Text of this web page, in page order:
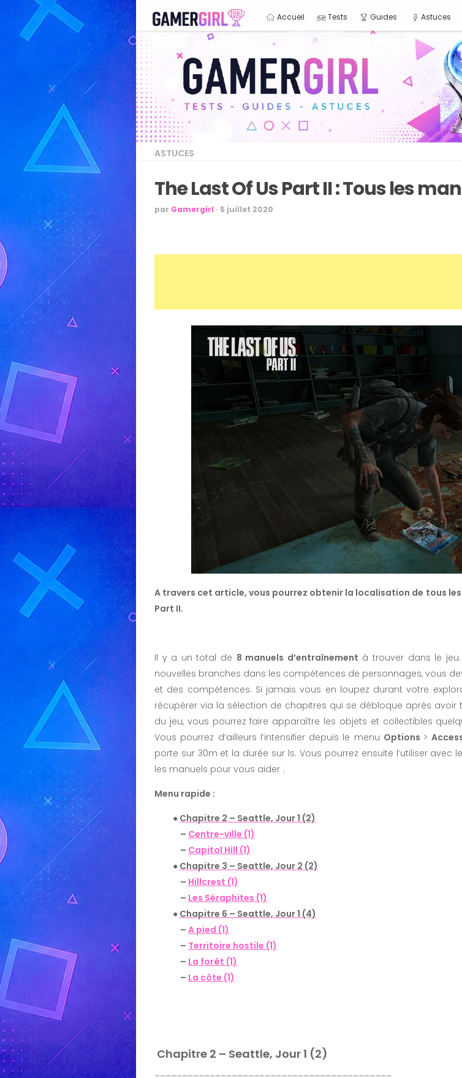
Accueil Tests Guides Astuces
ASTUCES
The Last Of Us Part II : Tous les
par Gamergirl · 5 juillet 2020
A travers cet article, vous pourrez obtenir la localisation de tous les
Part II.
Il y a un total de 8 manuels d’entraînement à trouver dans le
nouvelles branches dans les compétences de personnages, vous
et des compétences. Si jamais vous en loupez durant votre
récupérer via la sélection de chapitres qui se débloque après
du jeu, vous pourrez faire apparaître les objets et collectibles
Vous pourrez d’ailleurs l’intensifier depuis le menu Options >
porte sur 30m et la durée sur 1s. Vous pourrez ensuite l’utiliser avec
les manuels pour vous aider :
Menu rapide :
● Chapitre 2 – Seattle, Jour 1 (2)
– Centre-ville (1)
– Capitol Hill (1)
● Chapitre 3 – Seattle, Jour 2 (2)
– Hillcrest (1)
– Les Séraphites (1)
● Chapitre 6 – Seattle, Jour 1 (4)
– A pied (1)
– Territoire hostile (1)
– La forêt (1)
– La côte (1)
Chapitre 2 – Seattle, Jour 1 (2)